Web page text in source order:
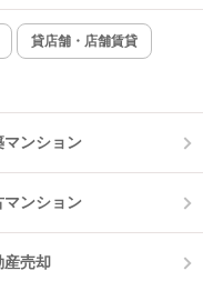
インターネット無料
物件一覧に反映
貸店舗・店舗賃貸
マンション
マンション
産売却